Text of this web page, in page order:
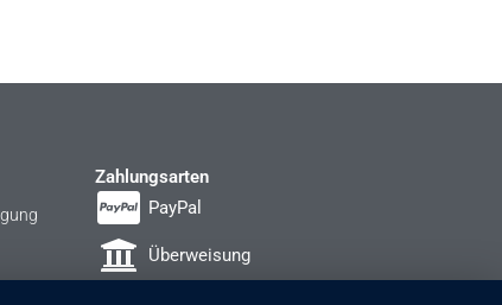
Zahlungsarten
PayPal
Überweisung